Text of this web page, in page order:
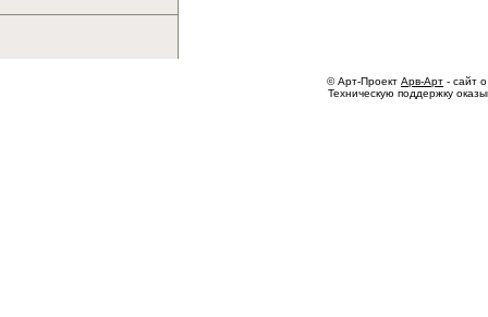
© Арт-Проект Арв-Арт - сайт
Техническую поддержку